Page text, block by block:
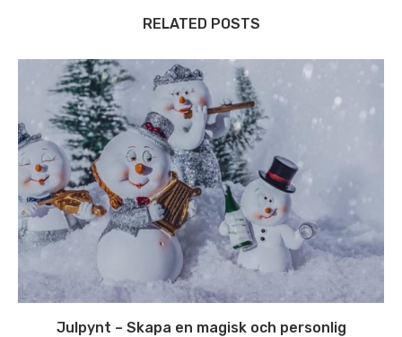
RELATED POSTS
Julpynt – Skapa en magisk och personlig